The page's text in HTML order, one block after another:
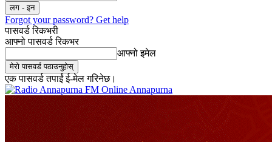
Forgot your password? Get help
पासवर्ड रिकभरी
आफ्नो पासवर्ड रिकभर
आफ्नो इमेल
एक पासवर्ड तपाईं ई-मेल गरिनेछ।
Online Annapurna